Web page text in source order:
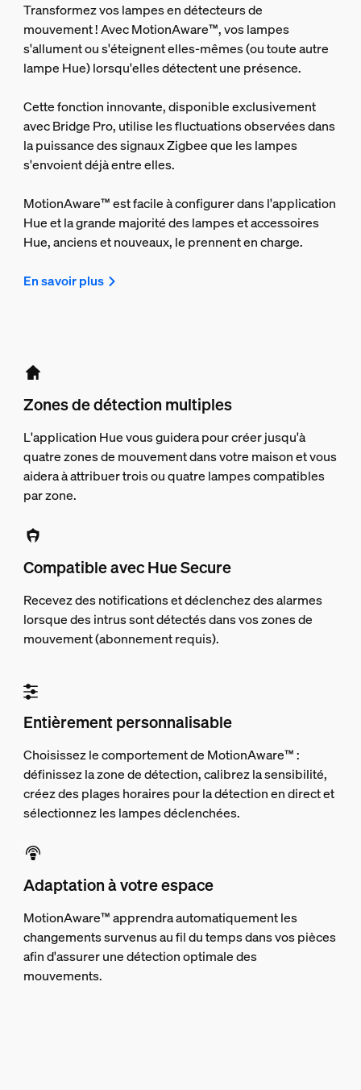
Transformez vos lampes en détecteurs de
mouvement ! Avec MotionAware™, vos lampes
s'allument ou s'éteignent elles-mêmes (ou toute autre
lampe Hue) lorsqu'elles détectent une présence.
Cette fonction innovante, disponible exclusivement
avec Bridge Pro, utilise les fluctuations observées dans
la puissance des signaux Zigbee que les lampes
s'envoient déjà entre elles.
MotionAware™ est facile à configurer dans l'application
Hue et la grande majorité des lampes et accessoires
Hue, anciens et nouveaux, le prennent en charge.
En savoir plus
Zones de détection multiples
L'application Hue vous guidera pour créer jusqu'à
quatre zones de mouvement dans votre maison et vous
aidera à attribuer trois ou quatre lampes compatibles
par zone.
Compatible avec Hue Secure
Recevez des notifications et déclenchez des alarmes
lorsque des intrus sont détectés dans vos zones de
mouvement (abonnement requis).
Entièrement personnalisable
Choisissez le comportement de MotionAware™ :
définissez la zone de détection, calibrez la sensibilité,
créez des plages horaires pour la détection en direct et
sélectionnez les lampes déclenchées.
Adaptation à votre espace
MotionAware™ apprendra automatiquement les
changements survenus au fil du temps dans vos pièces
afin d'assurer une détection optimale des
mouvements.